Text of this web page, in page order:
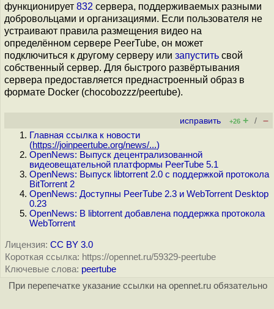
функционирует 832 сервера, поддерживаемых разными
добровольцами и организациями. Если пользователя не
устраивают правила размещения видео на
определённом сервере PeerTube, он может
подключиться к другому серверу или запустить свой
собственный сервер. Для быстрого развёртывания
сервера предоставляется преднастроенный образ в
формате Docker (chocobozzz/peertube).
исправить +26 + / –
Главная ссылка к новости
(https://joinpeertube.org/news/...)
OpenNews: Выпуск децентрализованной
видеовещательной платформы PeerTube 5.1
OpenNews: Выпуск libtorrent 2.0 с поддержкой протокола
BitTorrent 2
OpenNews: Доступны PeerTube 2.3 и WebTorrent Desktop
0.23
OpenNews: В libtorrent добавлена поддержка протокола
WebTorrent
Лицензия: CC BY 3.0
Короткая ссылка: https://opennet.ru/59329-peertube
Ключевые слова: peertube
При перепечатке указание ссылки на opennet.ru обязательно